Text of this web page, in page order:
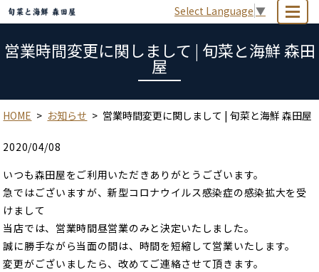
Select Language ▼
営業時間変更に関しまして | 旬菜と海鮮 森田
屋
HOME お知らせ 営業時間変更に関しまして | 旬菜と海鮮 森田屋
2020/04/08
いつも森田屋をご利用いただきありがとうございます。
急ではございますが、新型コロナウイルス感染症の感染拡大を受
けまして
当店では、営業時間昼営業のみと決定いたしました。
誠に勝手ながら当面の間は、時間を短縮して営業いたします。
変更がございましたら、改めてご連絡させて頂きます。